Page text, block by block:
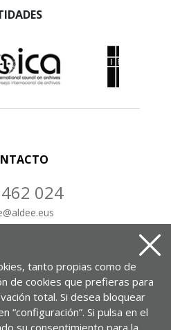
024
@aldee.eus
37, 1-7. bul.
tanto propias como de
de cookies que prefieras para
total. Si desea bloquear
“configuración”. Si pulsa en el
su consentimiento para la